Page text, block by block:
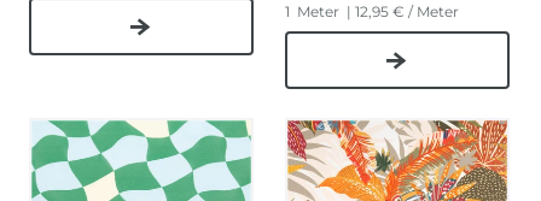
1 Meter | 12,95 € / Meter